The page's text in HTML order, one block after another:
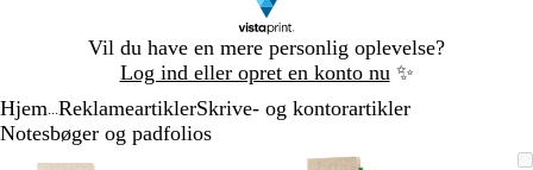
Vil du have en mere personlig oplevelse?
Log ind eller opret en konto nu ✨
1
Hjem ReklameartiklerSkrive- og kontorartikler
Notesbøger og padfolios
Zoombart
Zoomet
Klik
Brug
Zoombart
Zoomet
Klik
Brug
Zoomet
Slide